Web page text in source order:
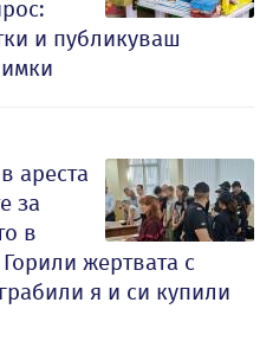
и публикуваш
ареста
за
в
жертвата с
я и си купили